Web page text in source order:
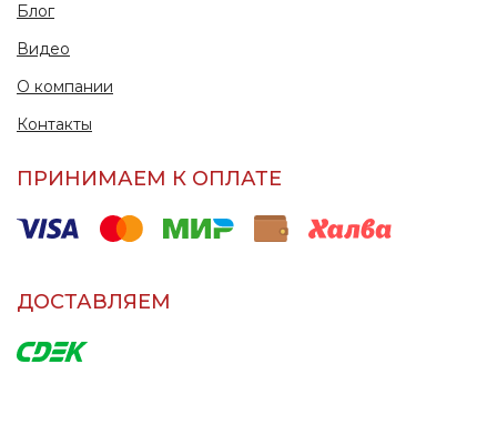
Блог
Видео
О компании
Контакты
ПРИНИМАЕМ К ОПЛАТЕ
ДОСТАВЛЯЕМ